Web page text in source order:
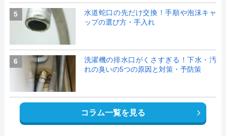
5
水道蛇口の先だけ交換！手順や泡沫キャ
ップの選び方・手入れ
6
洗濯機の排水口がくさすぎる！下水・汚
れの臭いの5つの原因と対策・予防策
コラム一覧を見る